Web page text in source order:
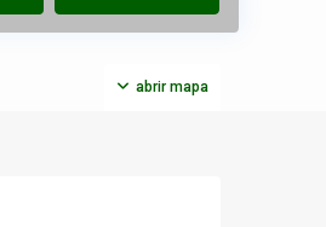
abrir mapa